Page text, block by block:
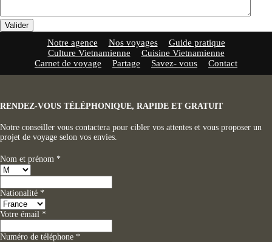
Valider
Notre agence Nos voyages
Guide pratique
Culture Vietnamienne
Cuisine Vietnamienne
Carnet de voyage
Partage Savez- vous Contact
RENDEZ-VOUS TÉLÉPHONIQUE, RAPIDE ET GRATUIT
Notre conseiller vous contactera pour cibler vos attentes et vous proposer un
projet de voyage selon vos envies.
Nom et prénom *
Nationalité *
Votre émail *
Numéro de téléphone *